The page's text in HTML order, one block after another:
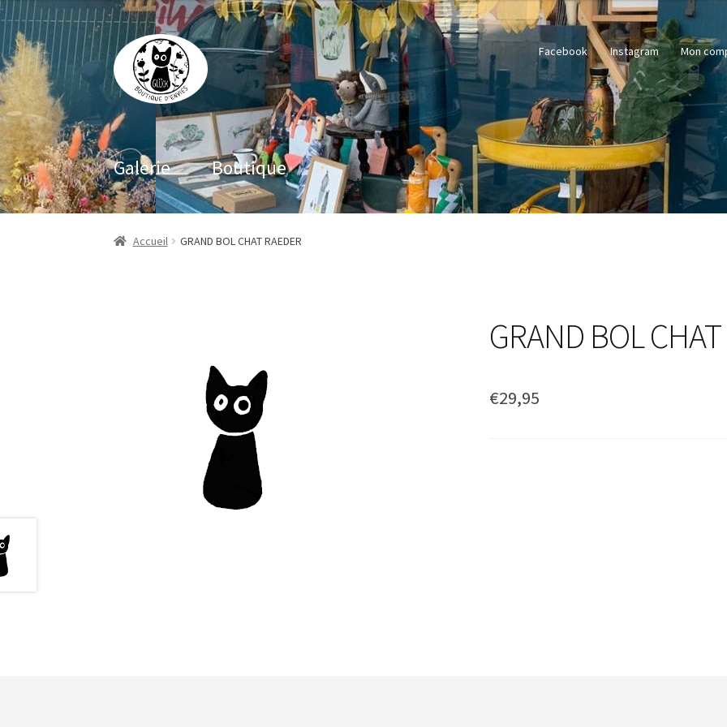
Aller
à
la
navigation
Aller
au
contenu
Facebook Instagram Mon
Galerie Boutique
Accueil GRAND BOL CHAT RAEDER
GRAND BOL
€29,95